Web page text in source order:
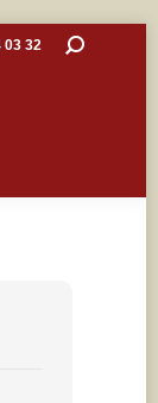
03 32 SEARCH: